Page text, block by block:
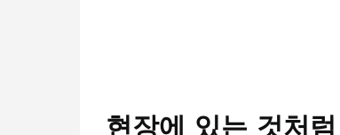
현장에 있는 것처